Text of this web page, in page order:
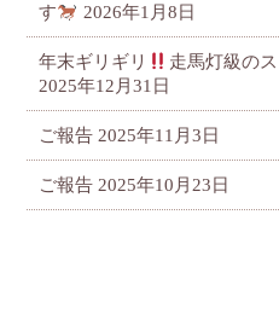
す
2026年1月8日
年末ギリギリ
走馬灯級の
2025年12月31日
ご報告 2025年11月3日
ご報告 2025年10月23日